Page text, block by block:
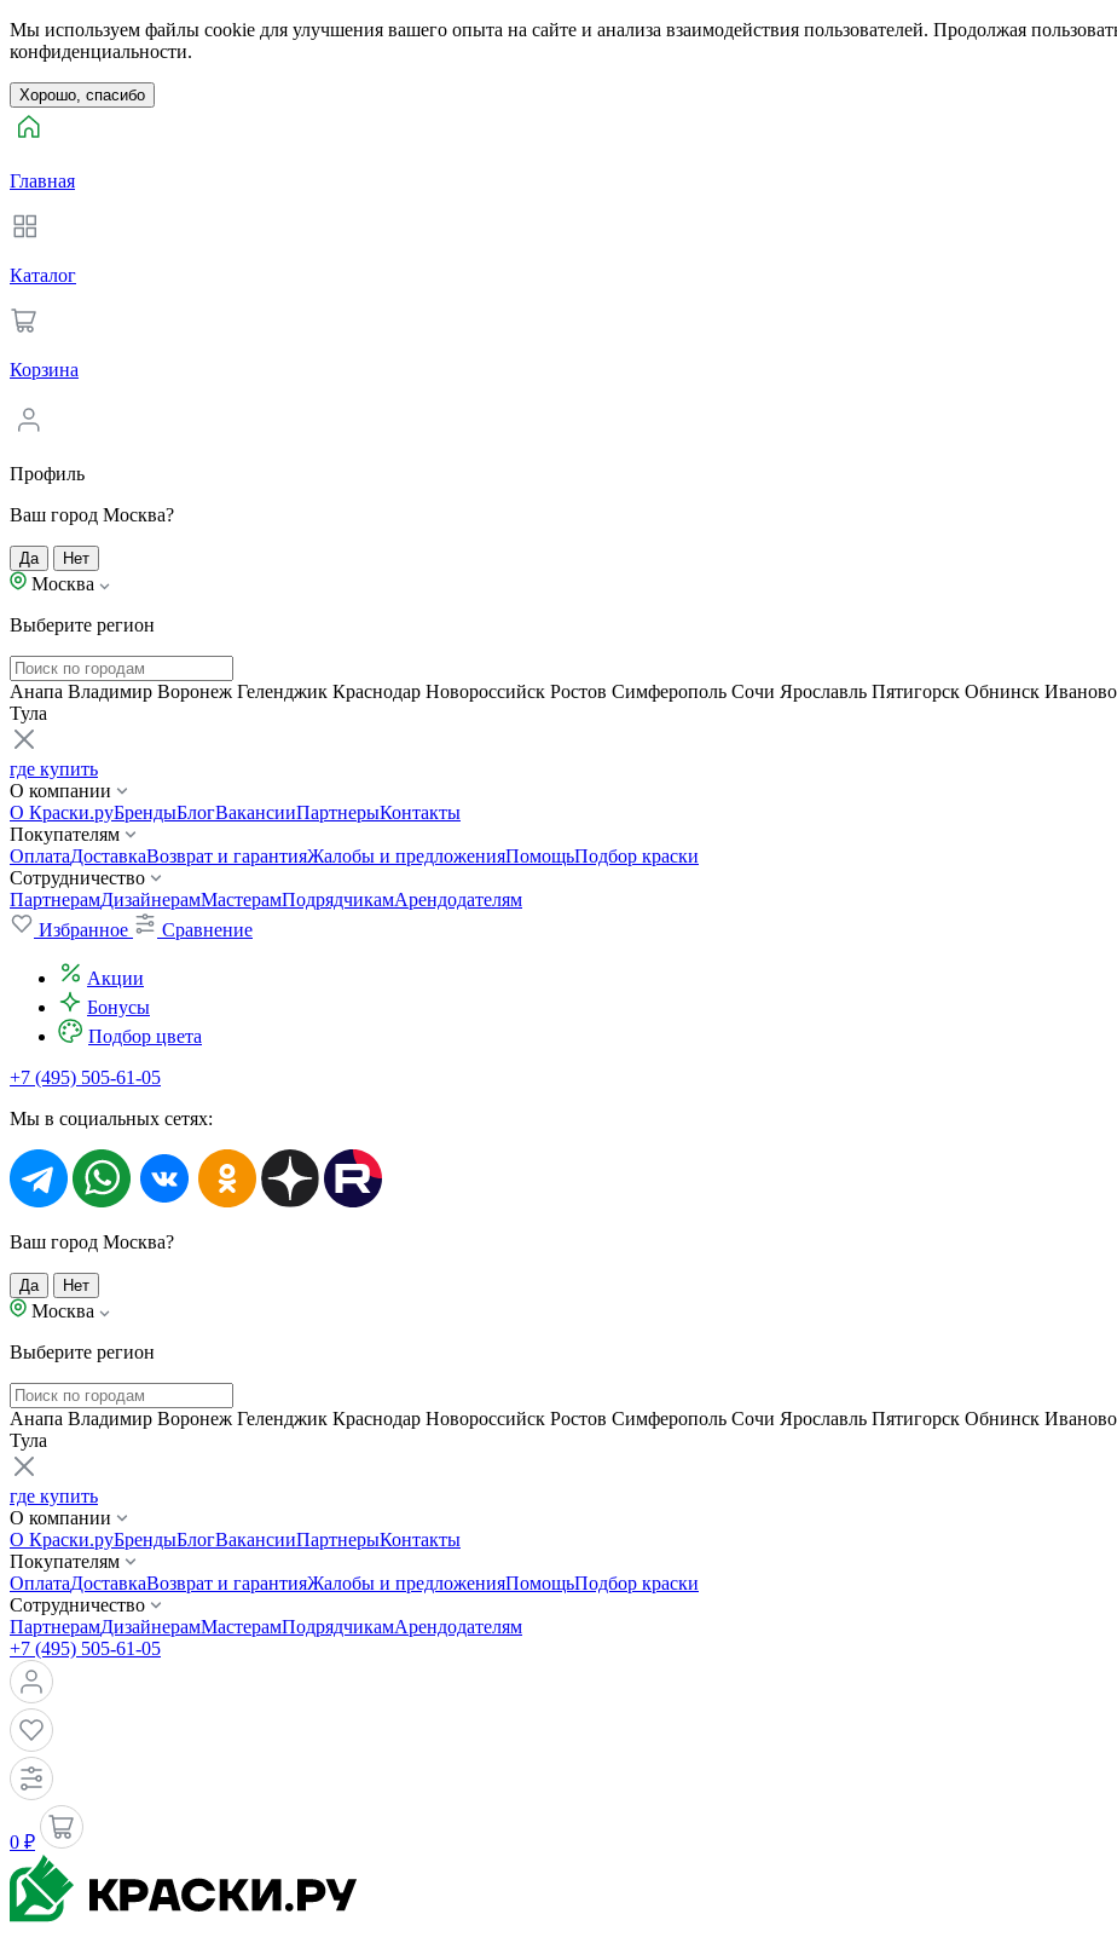
Мы используем файлы cookie для улучшения вашего опыта на сайте и анализа взаимодействия пользователей. Продолжая
конфиденциальности.
Хорошо, спасибо
Главная
Каталог
Корзина
Профиль
Ваш город Москва?
Да Нет
Москва
Выберите регион
Анапа Владимир Воронеж Геленджик Краснодар Новороссийск Ростов Симферополь Сочи Ярославль Пятигорск Обнинск Иваново
Тула
где купить
О компании
О Краски.руБрендыБлогВакансииПартнерыКонтакты
Покупателям
ОплатаДоставкаВозврат и гарантияЖалобы и предложенияПомощьПодбор краски
Сотрудничество
ПартнерамДизайнерамМастерамПодрядчикамАрендодателям
Избранное
Сравнение
Акции
Бонусы
Подбор цвета
+7 (495) 505-61-05
Мы в социальных сетях:
Ваш город Москва?
Да Нет
Москва
Выберите регион
Анапа Владимир Воронеж Геленджик Краснодар Новороссийск Ростов Симферополь Сочи Ярославль Пятигорск Обнинск Иваново
Тула
где купить
О компании
О Краски.руБрендыБлогВакансииПартнерыКонтакты
Покупателям
ОплатаДоставкаВозврат и гарантияЖалобы и предложенияПомощьПодбор краски
Сотрудничество
ПартнерамДизайнерамМастерамПодрядчикамАрендодателям
+7 (495) 505-61-05
0 ₽